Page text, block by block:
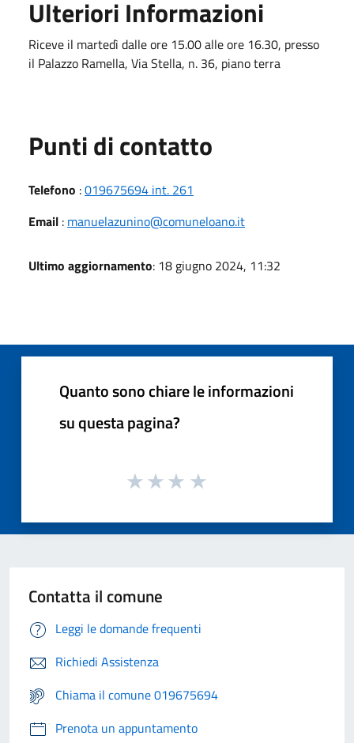
Ulteriori Informazioni
Riceve il martedì dalle ore 15.00 alle ore 16.30, presso
il Palazzo Ramella, Via Stella, n. 36, piano terra
Punti di contatto
Telefono :019675694 int. 261
Email : manuelazunino@comuneloano.it
Ultimo aggiornamento: 18 giugno 2024, 11:32
Quanto sono chiare le informazioni
su questa pagina?
Contatta il comune
Leggi le domande frequenti
Richiedi Assistenza
Chiama il comune 019675694
Prenota un appuntamento